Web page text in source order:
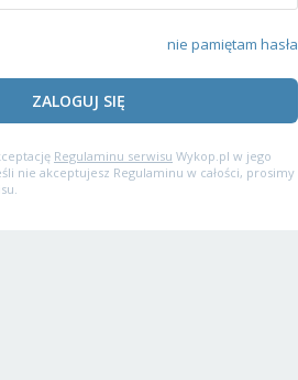
nie pamiętam hasła
ZALOGUJ SIĘ
Regulaminu serwisu Wykop.pl w jego
nie akceptujesz Regulaminu w całości, prosimy